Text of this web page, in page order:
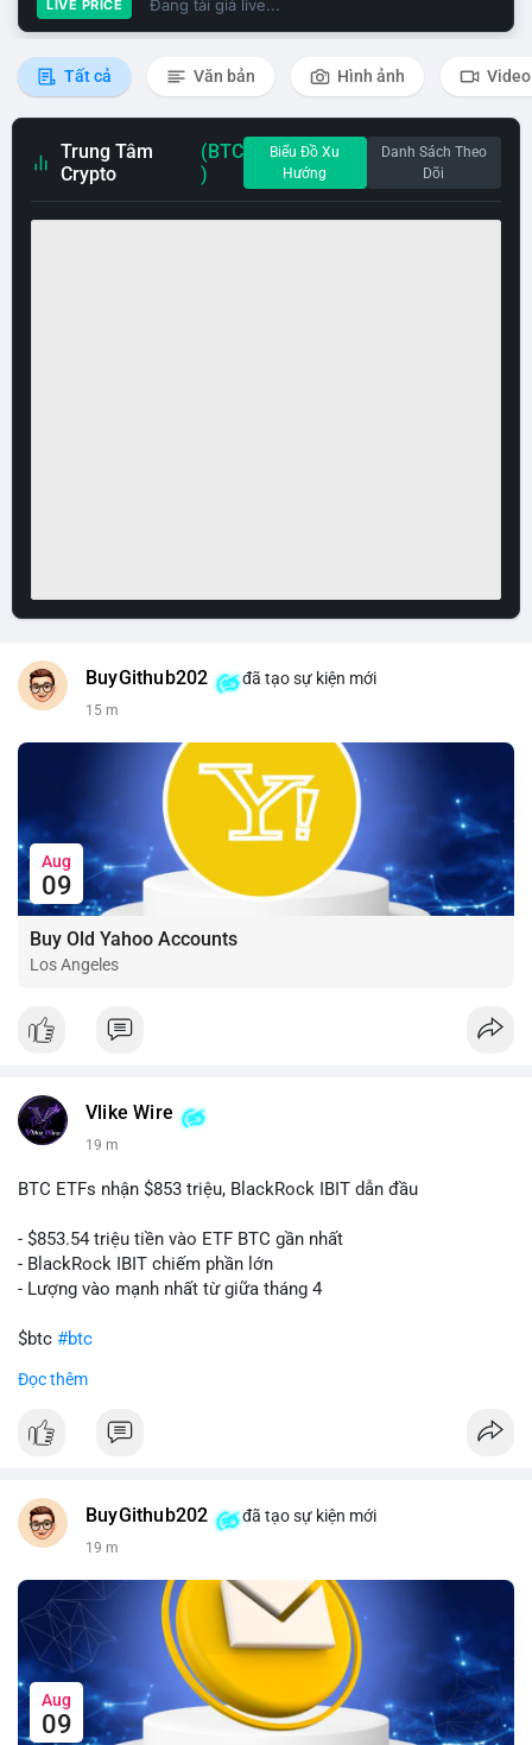
LIVE PRICE Đang tải giá live...
Tất cả Văn bản Hình ảnh Video
Trung Tâm
Crypto
(BTC
)
Biểu Đồ Xu
Hướng
Danh Sách Theo
Dõi
BuyGithub202 đã tạo sự kiện mới
15 m
Aug
09
Buy Old Yahoo Accounts
Los Angeles
Vlike Wire
19 m
BTC ETFs nhận $853 triệu, BlackRock IBIT dẫn đầu
- $853.54 triệu tiền vào ETF BTC gần nhất
- BlackRock IBIT chiếm phần lớn
- Lượng vào mạnh nhất từ giữa tháng 4
$btc #btc
#vlikevn
📰 Nguồn: CoinDesk
Đọc thêm
BuyGithub202 đã tạo sự kiện mới
19 m
Aug
09